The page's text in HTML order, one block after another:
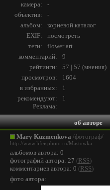
камера:
-
объектив:
-
альбом:
корневой каталог
EXIF:
посмотреть
теги:
flоwer art
комментарий:
9
рейтинги:
57 | 57 (мнения)
просмотров:
1604
в избранных:
1
рекомендуют:
1
Реклама:
об авторе
Mary Kuzmenkova /фотограф/
http://www.lifeisphoto.ru/Mastowka
альбомов автора: 0
фотографий автора: 27 (RSS)
комментариев автора: 0 (RSS)
фото автора: